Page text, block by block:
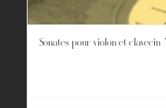
Sonates pour violon et clavecin